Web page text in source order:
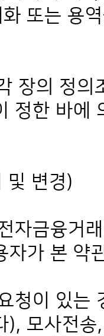
또는 용
장의 정의
정한 바에
및 변경)
자금융거
자가 본 약
청이 있는
), 모사전